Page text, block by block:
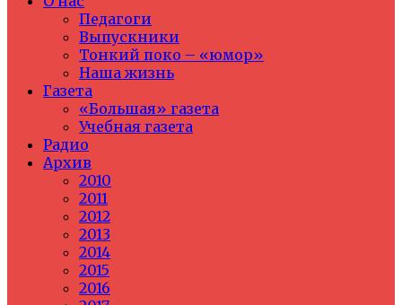
Педагоги
Выпускники
Тонкий поко – «юмор»
Наша жизнь
Газета
«Большая» газета
Учебная газета
Радио
Архив
2010
2011
2012
2013
2014
2015
2016